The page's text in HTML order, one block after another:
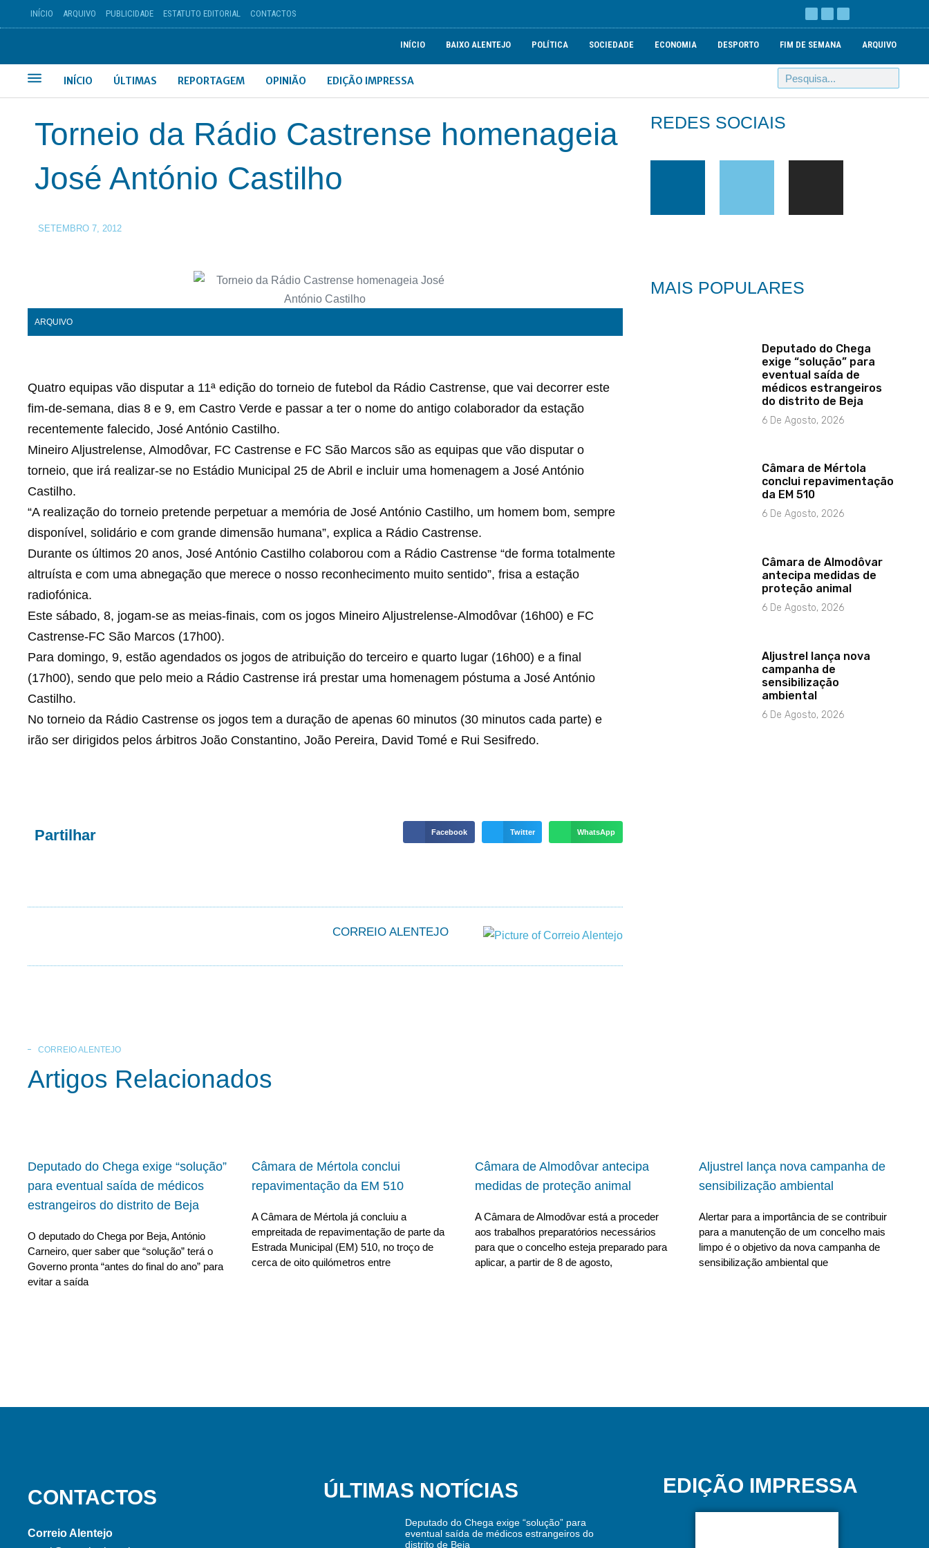
INÍCIO ARQUIVO PUBLICIDADE ESTATUTO EDITORIAL CONTACTOS
INÍCIO BAIXO ALENTEJO POLÍTICA SOCIEDADE ECONOMIA DESPORTO FIM DE SEMANA ARQUIVO
INÍCIO ÚLTIMAS REPORTAGEM OPINIÃO EDIÇÃO IMPRESSA
Torneio da Rádio Castrense homenageia
José António Castilho
SETEMBRO 7, 2012
ARQUIVO
Quatro equipas vão disputar a 11ª edição do torneio de futebol da Rádio Castrense, que vai decorrer este
fim-de-semana, dias 8 e 9, em Castro Verde e passar a ter o nome do antigo colaborador da estação
recentemente falecido, José António Castilho.
Mineiro Aljustrelense, Almodôvar, FC Castrense e FC São Marcos são as equipas que vão disputar o
torneio, que irá realizar-se no Estádio Municipal 25 de Abril e incluir uma homenagem a José António
Castilho.
“A realização do torneio pretende perpetuar a memória de José António Castilho, um homem bom, sempre
disponível, solidário e com grande dimensão humana”, explica a Rádio Castrense.
Durante os últimos 20 anos, José António Castilho colaborou com a Rádio Castrense “de forma totalmente
altruísta e com uma abnegação que merece o nosso reconhecimento muito sentido”, frisa a estação
radiofónica.
Este sábado, 8, jogam-se as meias-finais, com os jogos Mineiro Aljustrelense-Almodôvar (16h00) e FC
Castrense-FC São Marcos (17h00).
Para domingo, 9, estão agendados os jogos de atribuição do terceiro e quarto lugar (16h00) e a final
(17h00), sendo que pelo meio a Rádio Castrense irá prestar uma homenagem póstuma a José António
Castilho.
No torneio da Rádio Castrense os jogos tem a duração de apenas 60 minutos (30 minutos cada parte) e
irão ser dirigidos pelos árbitros João Constantino, João Pereira, David Tomé e Rui Sesifredo.
Partilhar Facebook Twitter WhatsApp
CORREIO ALENTEJO
REDES SOCIAIS
MAIS POPULARES
Deputado do Chega
exige “solução” para
eventual saída de
médicos estrangeiros
do distrito de Beja
6 De Agosto, 2026
Câmara de Mértola
conclui repavimentação
da EM 510
6 De Agosto, 2026
Câmara de Almodôvar
antecipa medidas de
proteção animal
6 De Agosto, 2026
Aljustrel lança nova
campanha de
sensibilização
ambiental
6 De Agosto, 2026
CORREIO ALENTEJO
Artigos Relacionados
Deputado do Chega exige “solução”
para eventual saída de médicos
estrangeiros do distrito de Beja
O deputado do Chega por Beja, António
Carneiro, quer saber que “solução” terá o
Governo pronta “antes do final do ano” para
evitar a saída
Câmara de Mértola conclui
repavimentação da EM 510
A Câmara de Mértola já concluiu a
empreitada de repavimentação de parte da
Estrada Municipal (EM) 510, no troço de
cerca de oito quilómetros entre
Câmara de Almodôvar antecipa
medidas de proteção animal
A Câmara de Almodôvar está a proceder
aos trabalhos preparatórios necessários
para que o concelho esteja preparado para
aplicar, a partir de 8 de agosto,
Aljustrel lança nova campanha de
sensibilização ambiental
Alertar para a importância de se contribuir
para a manutenção de um concelho mais
limpo é o objetivo da nova campanha de
sensibilização ambiental que
CONTACTOS
Correio Alentejo
ÚLTIMAS NOTÍCIAS
Deputado do Chega exige “solução” para
eventual saída de médicos estrangeiros do
distrito de Beja
EDIÇÃO IMPRESSA